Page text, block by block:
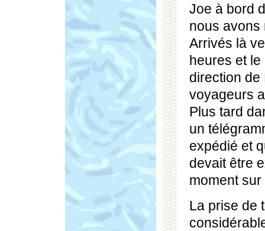
Joe à bord
nous avons
Arrivés là
heures et
direction de
voyageurs
Plus tard
un
expédié et
devait être
moment
La prise de